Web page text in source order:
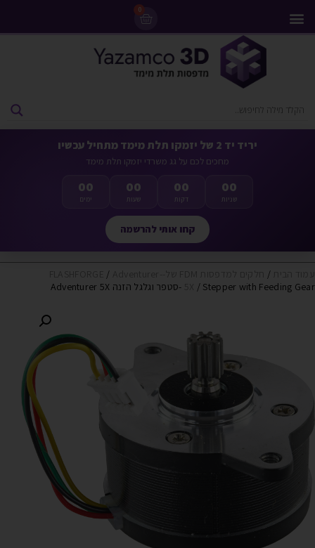
0
יריד יד 2 של יזמקו תלת מימד מתחיל עכשיו
מחכים לכם על גג משרדי יזמקו תלת מימד
00
ימים
00
שעות
00
דקות
00
שניות
קחו אותי להרשמה
/
/
/ Stepper with Feeding Gear -סטפר וגלגל הזנה Adventurer 5X